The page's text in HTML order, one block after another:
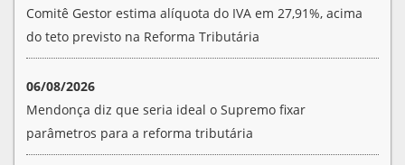
Comitê Gestor estima alíquota do IVA em 27,91%, acima
do teto previsto na Reforma Tributária
06/08/2026
Mendonça diz que seria ideal o Supremo fixar
parâmetros para a reforma tributária